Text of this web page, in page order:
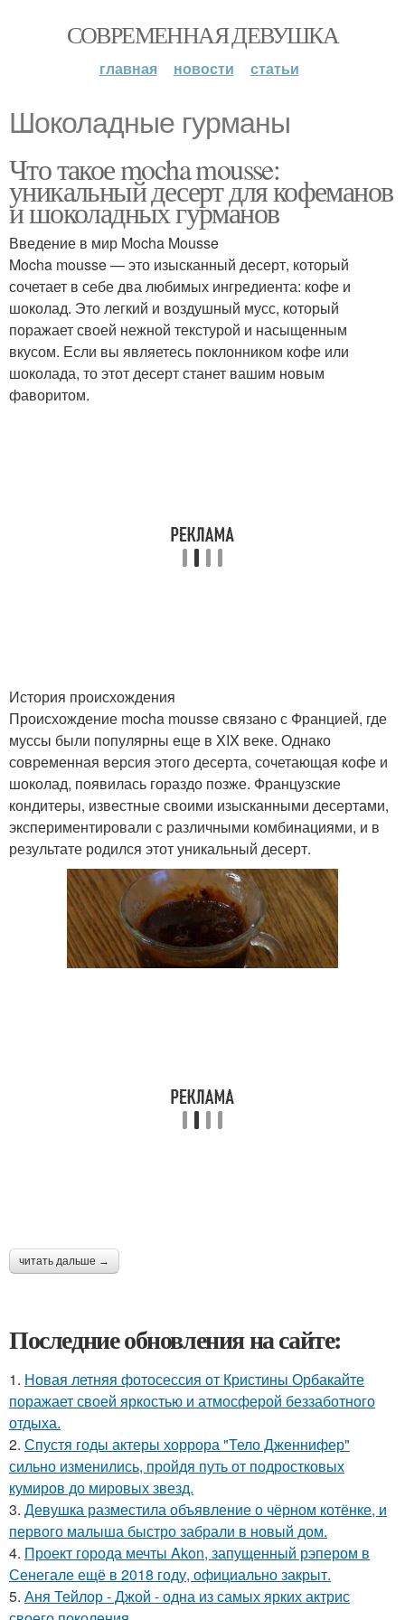
СОВРЕМЕННАЯ ДЕВУШКА
главная новости статьи
Шоколадные гурманы
Что такое mocha mousse:
уникальный десерт для кофеманов
и шоколадных гурманов
Введение в мир Mocha Mousse
Mocha mousse — это изысканный десерт, который
сочетает в себе два любимых ингредиента: кофе и
шоколад. Это легкий и воздушный мусс, который
поражает своей нежной текстурой и насыщенным
вкусом. Если вы являетесь поклонником кофе или
шоколада, то этот десерт станет вашим новым
фаворитом.
История происхождения
Происхождение mocha mousse связано с Францией, где
муссы были популярны еще в XIX веке. Однако
современная версия этого десерта, сочетающая кофе и
шоколад, появилась гораздо позже. Французские
кондитеры, известные своими изысканными десертами,
экспериментировали с различными комбинациями, и в
результате родился этот уникальный десерт.
читать дальше →
Последние обновления на сайте:
1. Новая летняя фотосессия от Кристины Орбакайте
поражает своей яркостью и атмосферой беззаботного
отдыха.
2. Спустя годы актеры хоррора "Тело Дженнифер"
сильно изменились, пройдя путь от подростковых
кумиров до мировых звезд.
3. Девушка разместила объявление о чёрном котёнке, и
первого малыша быстро забрали в новый дом.
4. Проект города мечты Akon, запущенный рэпером в
Сенегале ещё в 2018 году, официально закрыт.
5. Аня Тейлор - Джой - одна из самых ярких актрис